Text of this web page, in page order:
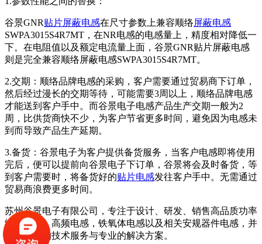
谷景GNR贴片屏蔽电感在尺寸参数上兼容顺络屏蔽电感
SWPA3015S4R7MT，在NR电感的电感量上，精度相对降低一
下。在电阻值以及额定电流量上面，谷景GNR贴片屏蔽电感
则是完全兼容顺络屏蔽电感SWPA3015S4R7MT。
2.交期：顺络品牌电感的采购，客户需要通过贸易商下订单，
然后经过漫长的交期等待，可能需要3周以上，顺络品牌电感
才能送到客户手中。而谷景电子电感产品生产交期一般为2
周，比供货商快不少，为客户节省更多时间，避免因为电感未
到而导致产品生产延期。
3.备货：谷景电子为客户提供备货服务，当客户电感即将使用
完后，便可以提前向谷景电子下订单，谷景将会及时备货，等
到客户需要时，将备货好的贴片电感发往客户手中。无需通过
贸易商浪费更多时间。
苏州谷景电子有限公司，专注于设计、研发、销售高品质功率
绕线电感，高频电感，铁氧体电感以及相关安规器件电感，并
提供完善的技术服务与专业的解决方案。